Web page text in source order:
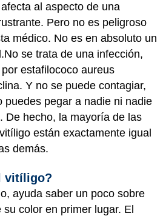
al aspecto de una
Pero no es peligroso
médico. No es en absoluto un
se trata de una infección,
estafilococo aureus
Y no se puede contagiar,
puedes pegar a nadie ni nadie
De hecho, la mayoría de las
están exactamente igual
demás.
vitíligo?
ayuda saber un poco sobre
color en primer lugar. El